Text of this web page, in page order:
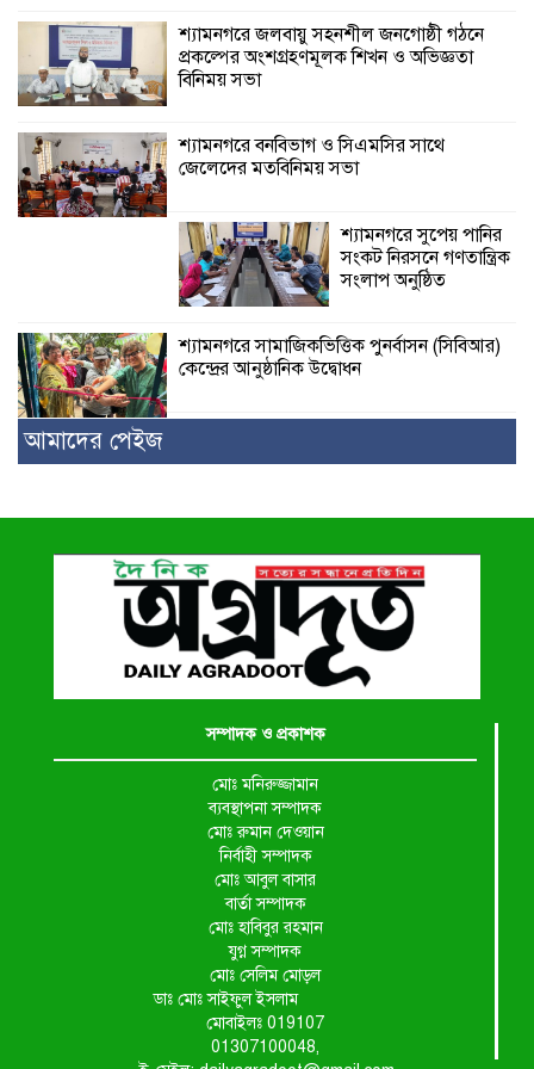
শ্যামনগরে জলবায়ু সহনশীল জনগোষ্ঠী গঠনে
প্রকল্পের অংশগ্রহণমূলক শিখন ও অভিজ্ঞতা
বিনিময় সভা
শ্যামনগরে বনবিভাগ ও সিএমসির সাথে
জেলেদের মতবিনিময় সভা
শ্যামনগরে সুপেয় পানির
সংকট নিরসনে গণতান্ত্রিক
সংলাপ অনুষ্ঠিত
শ্যামনগরে সামাজিকভিত্তিক পুনর্বাসন (সিবিআর)
কেন্দ্রের আনুষ্ঠানিক উদ্বোধন
আমাদের পেইজ
সম্পাদক ও প্রকাশক
মোঃ মনিরুজ্জামান
ব্যবস্থাপনা সম্পাদক
মোঃ রুমান দেওয়ান
নির্বাহী সম্পাদক
মোঃ আবুল বাসার
বার্তা সম্পাদক
মোঃ হাবিবুর রহমান
যুগ্ন সম্পাদক
মোঃ সেলিম মোড়ল
ডাঃ মোঃ সাইফুল ইসলাম
মোবাইলঃ 019107
01307100048,